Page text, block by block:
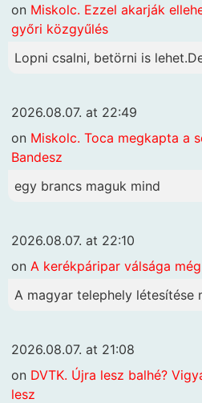
on Miskolc. Ezzel akarják
győri közgyűlés
Lopni csalni, betörni is
2026.08.07. at 22:49
on Miskolc. Toca megkapta a
Bandesz
egy brancs maguk mind
2026.08.07. at 22:10
on A kerékpáripar válsága
A magyar telephely létesítése
2026.08.07. at 21:08
on DVTK. Újra lesz balhé?
lesz